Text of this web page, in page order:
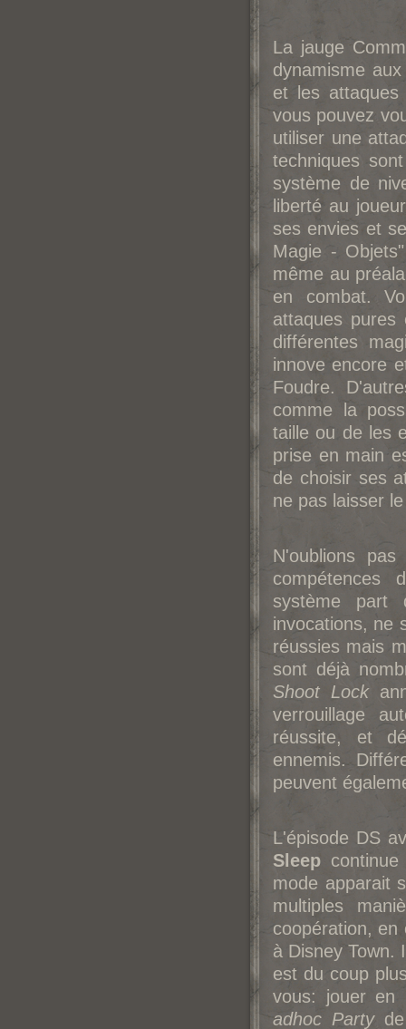
La jauge
dynamisme
et les attaques
vous pouvez
utiliser une
techniques
système de
liberté au
ses envies et
Magie -
même au
en combat.
attaques
différentes
innove encore
Foudre.
comme la
taille ou de les
prise en main
de choisir ses
ne pas laisser
N'oublions
compétences
système part
invocations, ne
réussies mais
sont déjà
Shoot Lock
verrouillage
réussite, et
ennemis.
peuvent
L'épisode DS
Sleep
mode apparait
multiples
coopération, en
à Disney Town.
est du coup
vous: jouer en
adhoc Partyde